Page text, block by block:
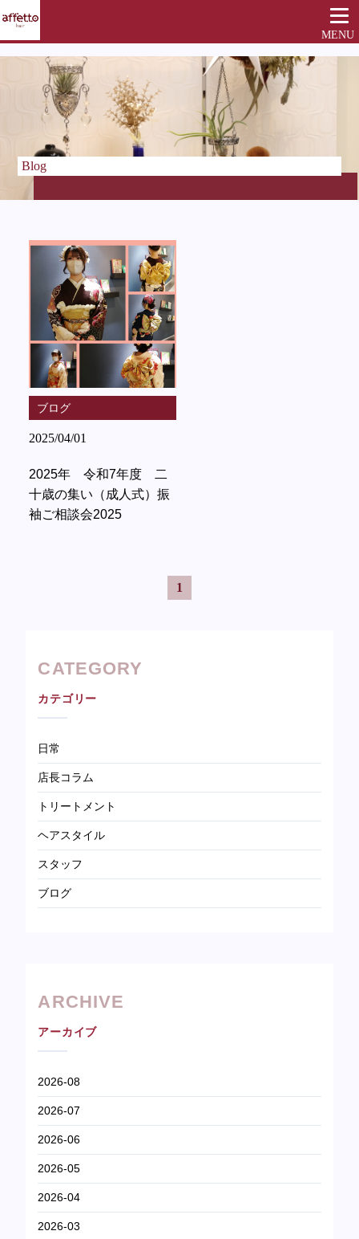
MENU
Blog
ブログ
2025/04/01
2025年 令和7年度 二
十歳の集い（成人式）振
袖ご相談会2025
1
CATEGORY
カテゴリー
日常
店長コラム
トリートメント
ヘアスタイル
スタッフ
ブログ
ARCHIVE
アーカイブ
2026-08
2026-07
2026-06
2026-05
2026-04
2026-03